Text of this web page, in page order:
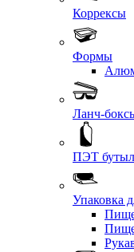
Коррексы
Формы
Ланч-
ПЭТ
Упаковка